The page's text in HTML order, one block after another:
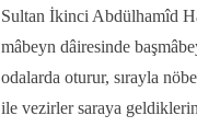
Sultan İkinci Abdülhamîd
mâbeyn dâiresinde
odalarda oturur, sırayla
ile vezirler saraya